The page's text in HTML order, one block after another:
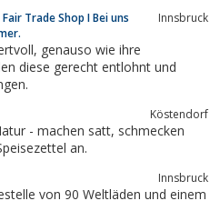
Trade Shop I Bei uns
Innsbruck
wie ihre
diese gerecht entlohnt und
Köstendorf
satt, schmecken
Speisezettel an.
Innsbruck
von 90 Weltläden und einem